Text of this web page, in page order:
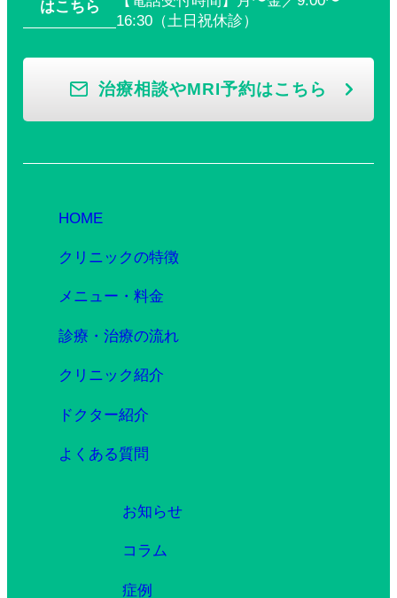
はこちら
16:30（土日祝休診）
治療相談やMRI予約はこちら
HOME
クリニックの特徴
メニュー・料金
診療・治療の流れ
クリニック紹介
ドクター紹介
よくある質問
お知らせ
コラム
症例